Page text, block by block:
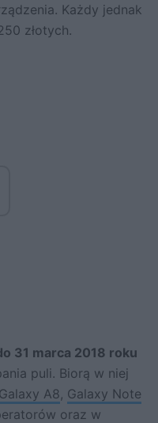
Każdy jednak
złotych.
31 marca 2018 roku
puli. Biorą w niej
Galaxy A8, Galaxy Note
oraz w